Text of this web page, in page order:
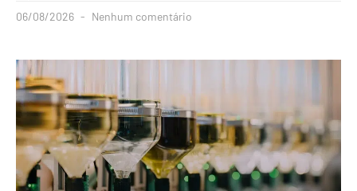
06/08/2026
Nenhum comentário